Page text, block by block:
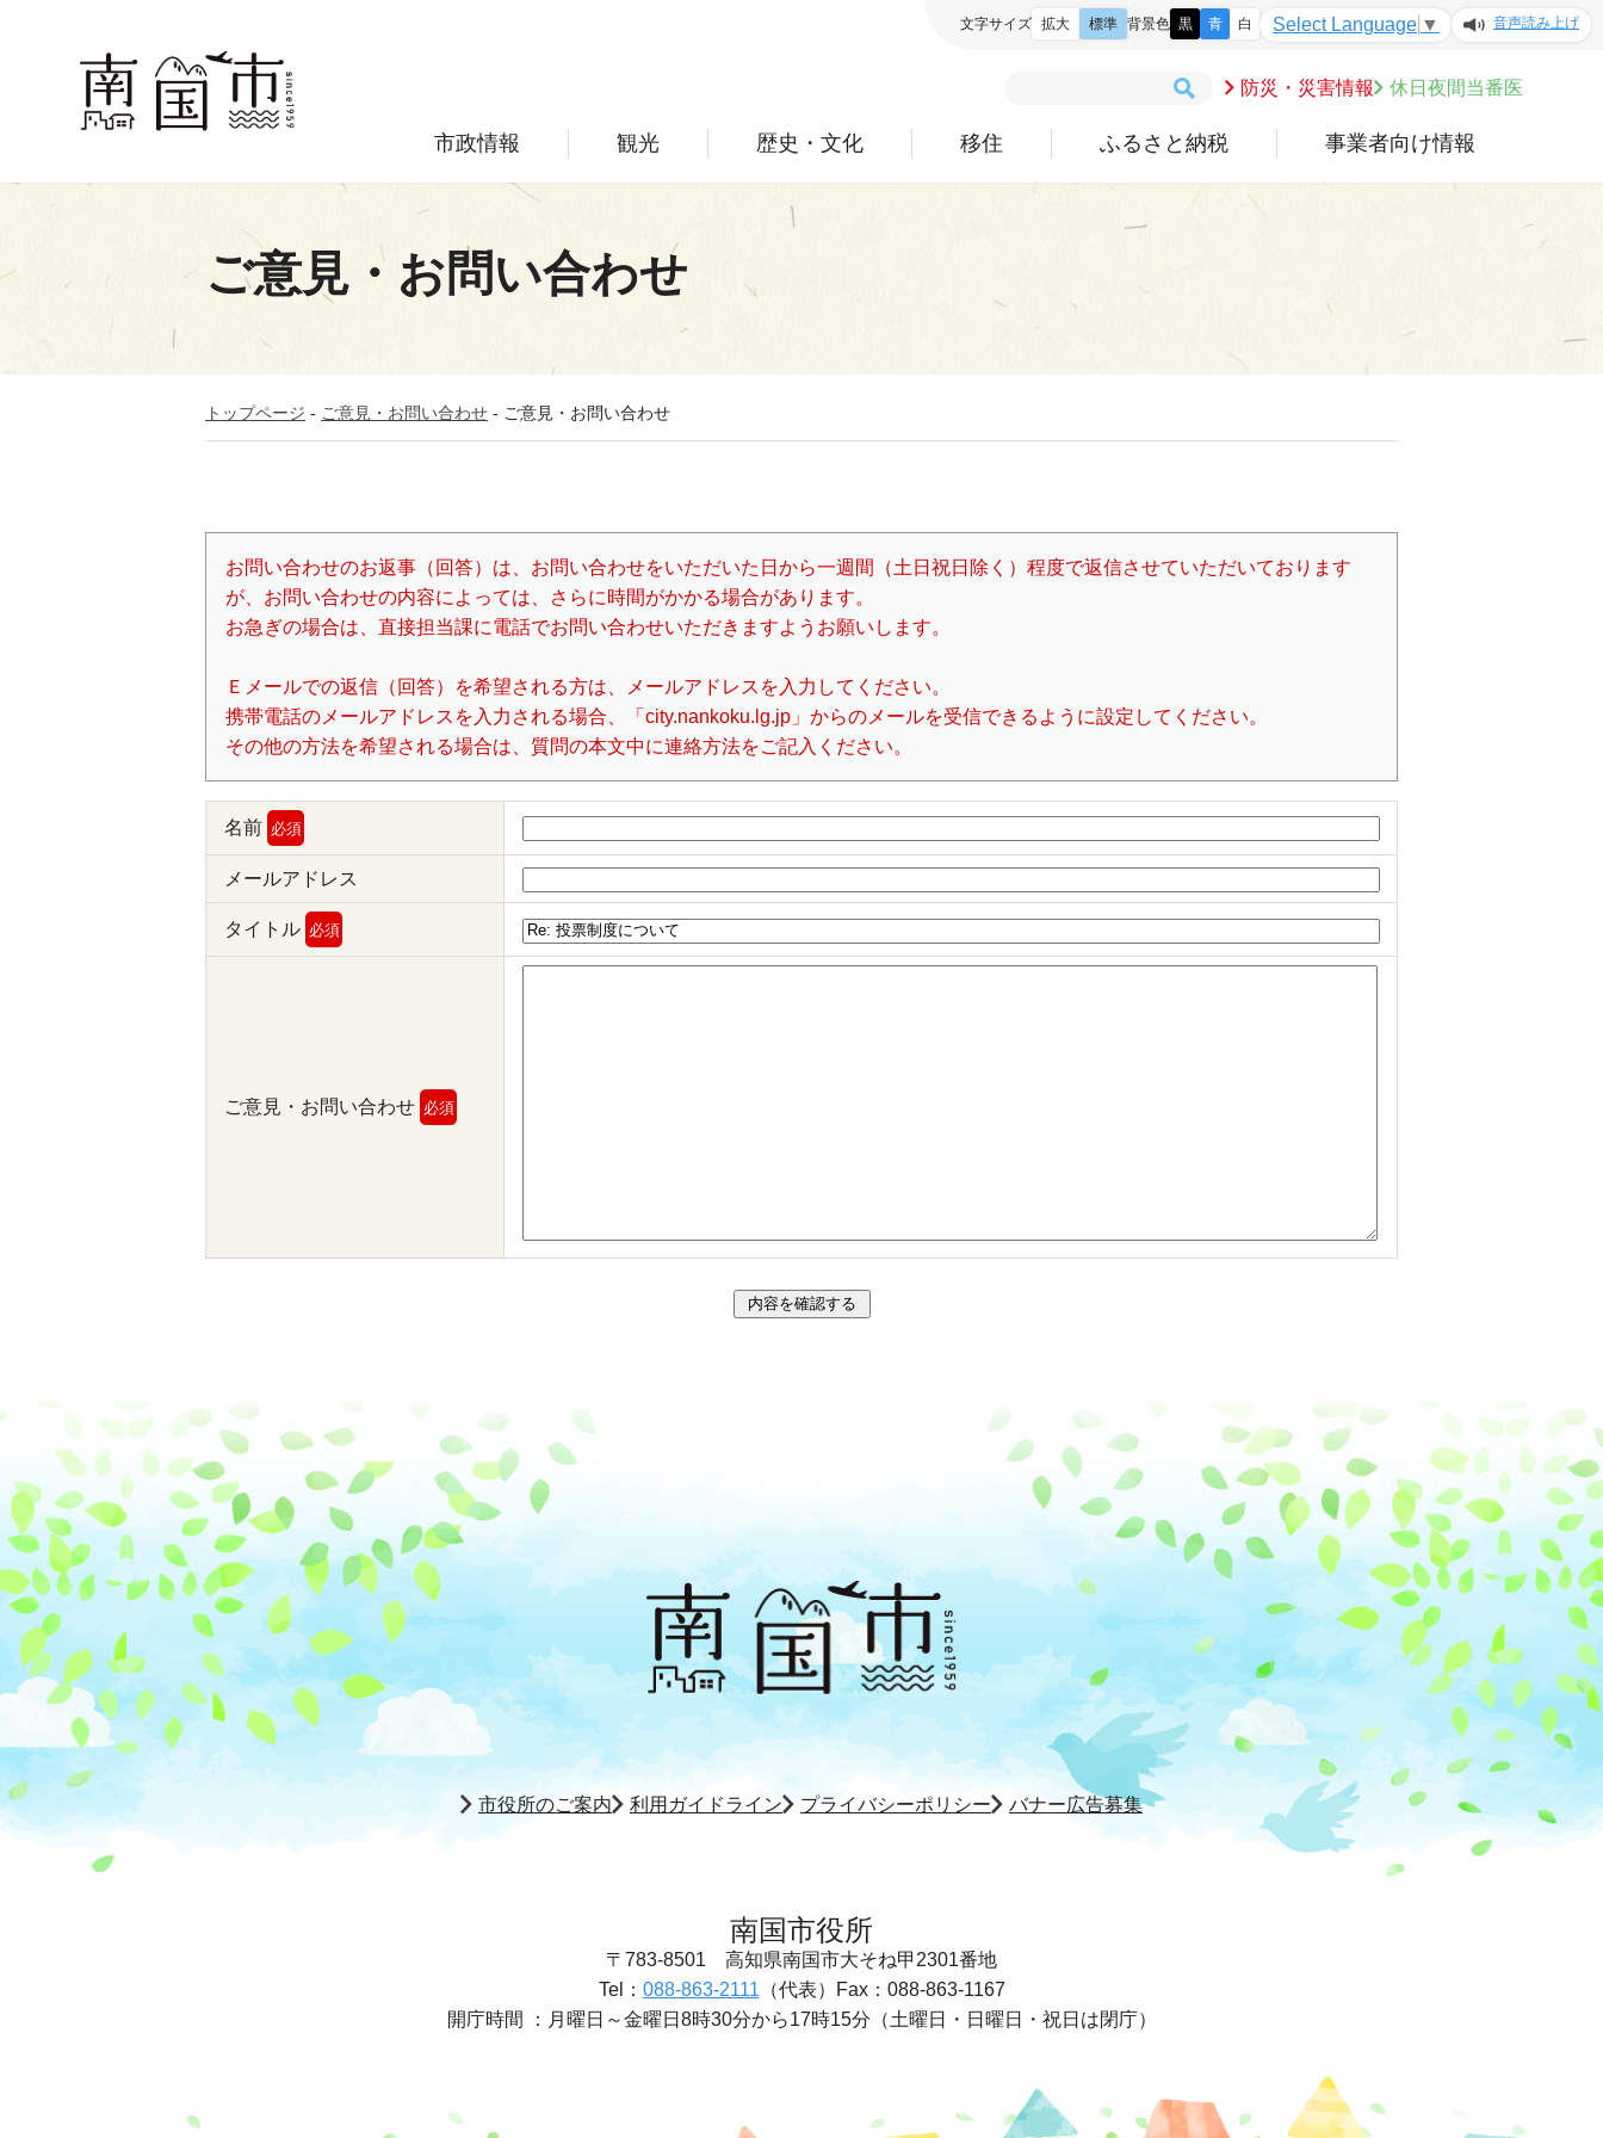
防災・災害情報 休日夜間当番医
市政情報 観光 歴史・文化 移住 ふるさと納税 事業者向け情報
文字サイズ 拡大 標準 背景色 黒 青 白 Select Language ▼ 音声読み上げ
ご意見・お問い合わせ
トップページ - ご意見・お問い合わせ - ご意見・お問い合わせ
お問い合わせのお返事（回答）は、お問い合わせをいただいた日から一週間（土日祝日除く）程度で返信させていただいております
が、お問い合わせの内容によっては、さらに時間がかかる場合があります。
お急ぎの場合は、直接担当課に電話でお問い合わせいただきますようお願いします。
Ｅメールでの返信（回答）を希望される方は、メールアドレスを入力してください。
携帯電話のメールアドレスを入力される場合、「city.nankoku.lg.jp」からのメールを受信できるように設定してください。
その他の方法を希望される場合は、質問の本文中に連絡方法をご記入ください。
名前 必須
メールアドレス
タイトル 必須
ご意見・お問い合わせ 必須
市役所のご案内 利用ガイドライン プライバシーポリシー バナー広告募集
南国市役所
〒783-8501 高知県南国市大そね甲2301番地
Tel： 088-863-2111 （代表）
Fax：088-863-1167
開庁時間 ： 月曜日～金曜日8時30分から17時15分 （土曜日・日曜日・祝日は閉庁）